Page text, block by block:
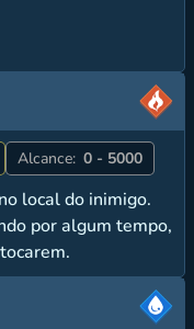
Alcance: 0 - 5000
local do inimigo.
por algum tempo,